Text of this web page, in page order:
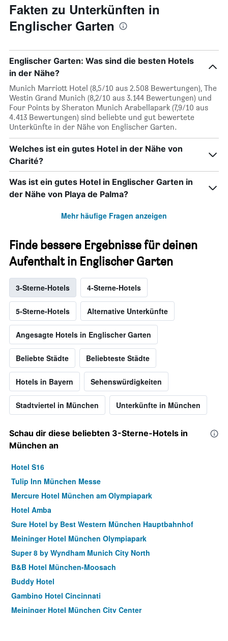
Fakten zu Unterkünften in
Englischer Garten
Englischer Garten: Was sind die besten Hotels
in der Nähe?
Munich Marriott Hotel (8,5/10 aus 2.508 Bewertungen), The
Westin Grand Munich (8,2/10 aus 3.144 Bewertungen) und
Four Points by Sheraton Munich Arabellapark (7,9/10 aus
4.413 Bewertungen) sind beliebte und gut bewertete
Unterkünfte in der Nähe von Englischer Garten.
Welches ist ein gutes Hotel in der Nähe von
Charité?
Was ist ein gutes Hotel in Englischer Garten in
der Nähe von Playa de Palma?
Mehr häufige Fragen anzeigen
Finde bessere Ergebnisse für deinen
Aufenthalt in Englischer Garten
3-Sterne-Hotels 4-Sterne-Hotels
5-Sterne-Hotels Alternative Unterkünfte
Angesagte Hotels in Englischer Garten
Beliebte Städte Beliebteste Städte
Hotels in Bayern Sehenswürdigkeiten
Stadtviertel in München Unterkünfte in München
Schau dir diese beliebten 3-Sterne-Hotels in
München an
Hotel S16
Tulip Inn München Messe
Mercure Hotel München am Olympiapark
Hotel Amba
Sure Hotel by Best Western München Hauptbahnhof
Meininger Hotel München Olympiapark
Super 8 by Wyndham Munich City North
B&B Hotel München-Moosach
Buddy Hotel
Gambino Hotel Cincinnati
Meininger Hotel München City Center